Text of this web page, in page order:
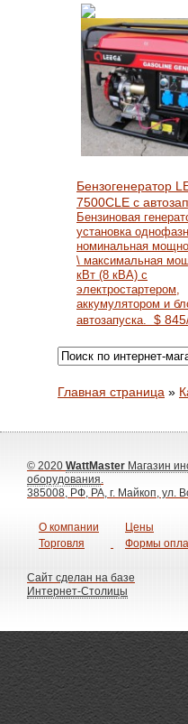
Бензогенератор
7500CLE с
Бензиновая
установка
номинальная
\ максимальная
кВт (8 кВА) с
электростартером,
аккумулятором и
автозапуска. $ 845
Главная страница »
© 2020 WattMaster Магазин
оборудования.
385008, РФ, РА, г. Майкоп, ул.
О компании
Торговля
Цены
Формы
Сайт сделан на базе
Интернет-Столицы